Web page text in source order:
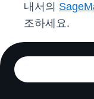
내서의
조하세요.